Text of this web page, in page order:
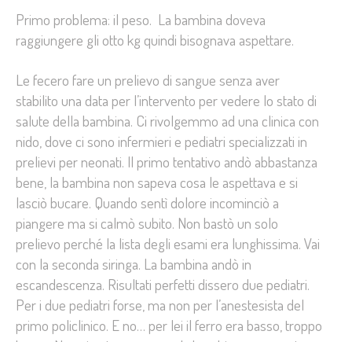
Primo problema: il peso. La bambina doveva
raggiungere gli otto kg quindi bisognava aspettare.
Le fecero fare un prelievo di sangue senza aver
stabilito una data per l’intervento per vedere lo stato di
salute della bambina. Ci rivolgemmo ad una clinica con
nido, dove ci sono infermieri e pediatri specializzati in
prelievi per neonati. Il primo tentativo andò abbastanza
bene, la bambina non sapeva cosa le aspettava e si
lasciò bucare. Quando sentì dolore incominciò a
piangere ma si calmò subito. Non bastò un solo
prelievo perché la lista degli esami era lunghissima. Vai
con la seconda siringa. La bambina andò in
escandescenza. Risultati perfetti dissero due pediatri.
Per i due pediatri forse, ma non per l’anestesista del
primo policlinico. E no… per lei il ferro era basso, troppo